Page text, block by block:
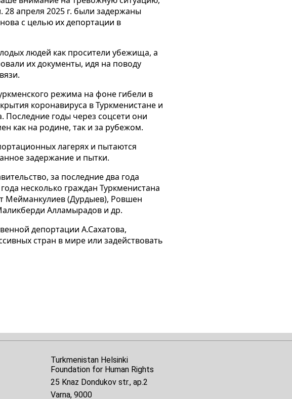
28 апреля 2025 г. были задержаны
с целью их депортации в
людей как просители убежища, а
их документы, идя на поводу
режима на фоне гибели в
коронавируса в Туркменистане и
Последние годы через соцсети они
как на родине, так и за рубежом.
лагерях и пытаются
задержание и пытки.
за последние два года
несколько граждан Туркменистана
Мейманкулиев (Дурдыев), Ровшен
Алламырадов и др.
депортации А.Сахатова,
стран в мире или задействовать
Turkmenistan Helsinki
Foundation for Human Rights
25 Knaz Dondukov str., ap.2
Varna, 9000